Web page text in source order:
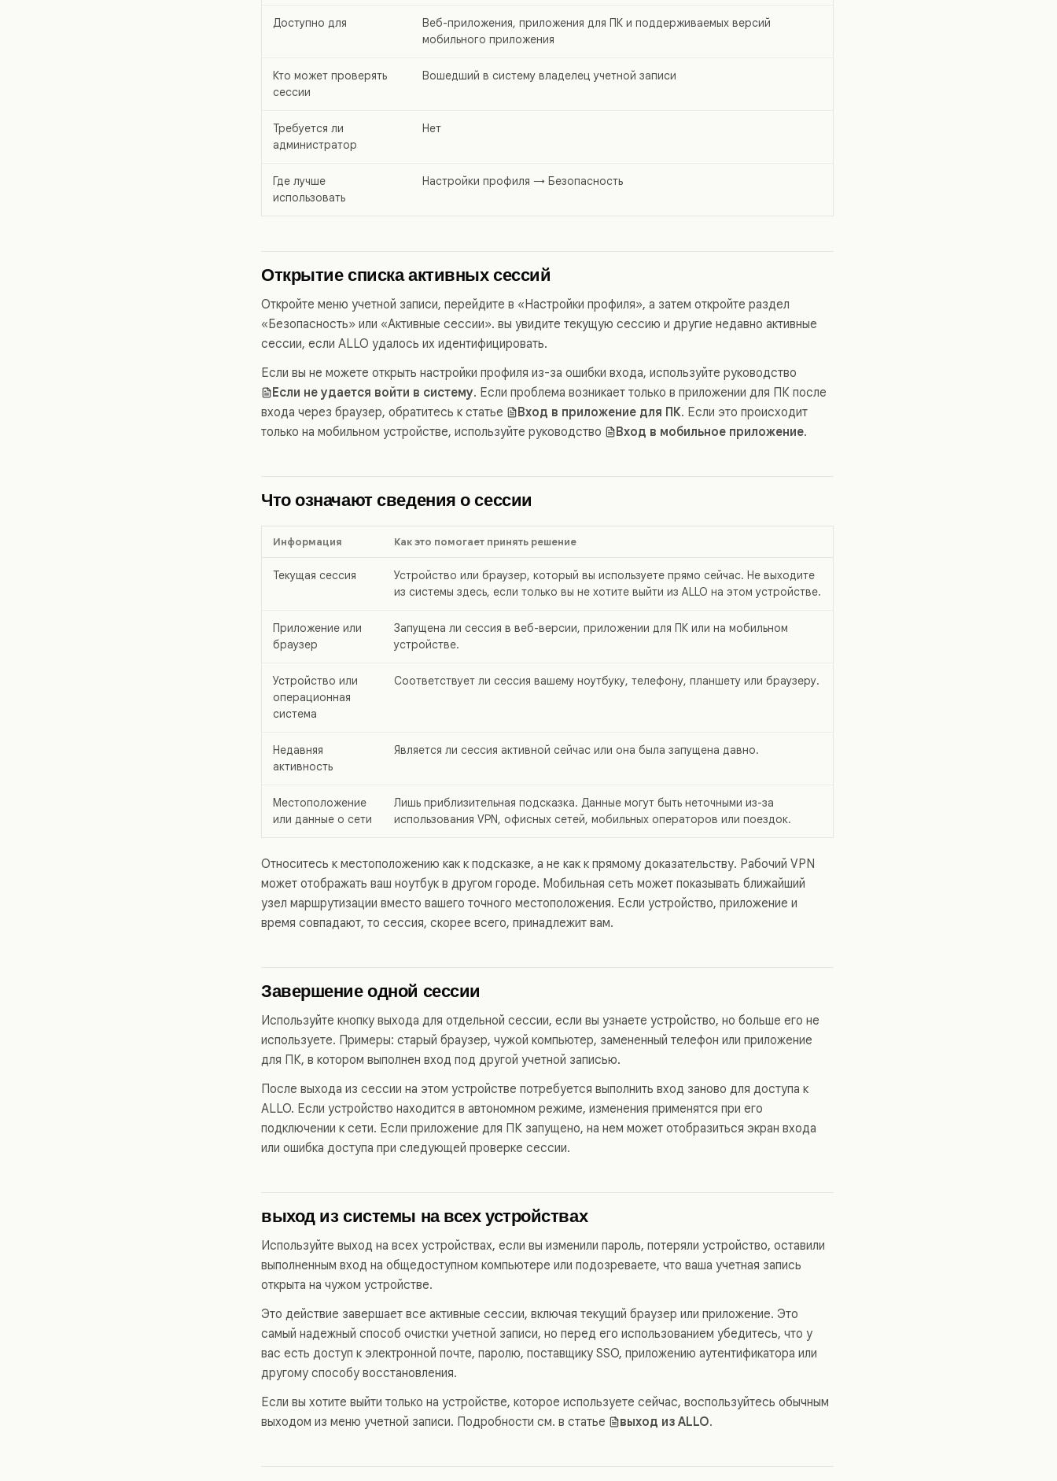
Доступно для
Веб-приложения, приложения для ПК и поддерживаемых версий
мобильного приложения
Кто может проверять
сессии
Вошедший в систему владелец учетной записи
Требуется ли
администратор
Нет
Где лучше
использовать
Настройки профиля → Безопасность
Открытие списка активных сессий
Откройте меню учетной записи, перейдите в «Настройки профиля», а затем откройте раздел
«Безопасность» или «Активные сессии». вы увидите текущую сессию и другие недавно активные
сессии, если ALLO удалось их идентифицировать.
Если вы не можете открыть настройки профиля из-за ошибки входа, используйте руководство
Если не удается войти в систему. Если проблема возникает только в приложении для ПК после
входа через браузер, обратитесь к статье
Вход в приложение для ПК. Если это происходит
только на мобильном устройстве, используйте руководство
Вход в мобильное приложение.
Что означают сведения о сессии
Информация Как это помогает принять решение
Текущая сессия
Устройство или браузер, который вы используете прямо сейчас. Не выходите
из системы здесь, если только вы не хотите выйти из ALLO на этом устройстве.
Приложение или
браузер
Запущена ли сессия в веб-версии, приложении для ПК или на мобильном
устройстве.
Устройство или
операционная
система
Соответствует ли сессия вашему ноутбуку, телефону, планшету или браузеру.
Недавняя
активность
Является ли сессия активной сейчас или она была запущена давно.
Местоположение
или данные о сети
Лишь приблизительная подсказка. Данные могут быть неточными из-за
использования VPN, офисных сетей, мобильных операторов или поездок.
Относитесь к местоположению как к подсказке, а не как к прямому доказательству. Рабочий VPN
может отображать ваш ноутбук в другом городе. Мобильная сеть может показывать ближайший
узел маршрутизации вместо вашего точного местоположения. Если устройство, приложение и
время совпадают, то сессия, скорее всего, принадлежит вам.
Завершение одной сессии
Используйте кнопку выхода для отдельной сессии, если вы узнаете устройство, но больше его не
используете. Примеры: старый браузер, чужой компьютер, замененный телефон или приложение
для ПК, в котором выполнен вход под другой учетной записью.
После выхода из сессии на этом устройстве потребуется выполнить вход заново для доступа к
ALLO. Если устройство находится в автономном режиме, изменения применятся при его
подключении к сети. Если приложение для ПК запущено, на нем может отобразиться экран входа
или ошибка доступа при следующей проверке сессии.
выход из системы на всех устройствах
Используйте выход на всех устройствах, если вы изменили пароль, потеряли устройство, оставили
выполненным вход на общедоступном компьютере или подозреваете, что ваша учетная запись
открыта на чужом устройстве.
Это действие завершает все активные сессии, включая текущий браузер или приложение. Это
самый надежный способ очистки учетной записи, но перед его использованием убедитесь, что у
вас есть доступ к электронной почте, паролю, поставщику SSO, приложению аутентификатора или
другому способу восстановления.
Если вы хотите выйти только на устройстве, которое используете сейчас, воспользуйтесь обычным
выходом из меню учетной записи. Подробности см. в статье
выход из ALLO.